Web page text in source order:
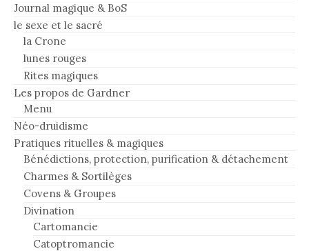
Journal magique & BoS
le sexe et le sacré
la Crone
lunes rouges
Rites magiques
Les propos de Gardner
Menu
Néo-druidisme
Pratiques rituelles & magiques
Bénédictions, protection, purification & détachement
Charmes & Sortilèges
Covens & Groupes
Divination
Cartomancie
Catoptromancie